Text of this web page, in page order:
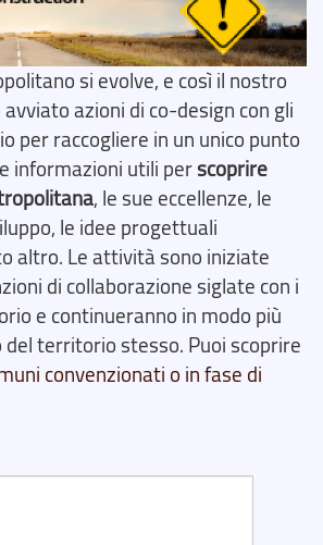
si evolve, e così il nostro
azioni di co-design con gli
per raccogliere in un unico punto
informazioni utili perscoprire
, le sue eccellenze, le
le idee progettuali
altro. Le attività sono iniziate
di collaborazione siglate con i
e continueranno in modo più
territorio stesso. Puoi scoprire
convenzionati o in fase di